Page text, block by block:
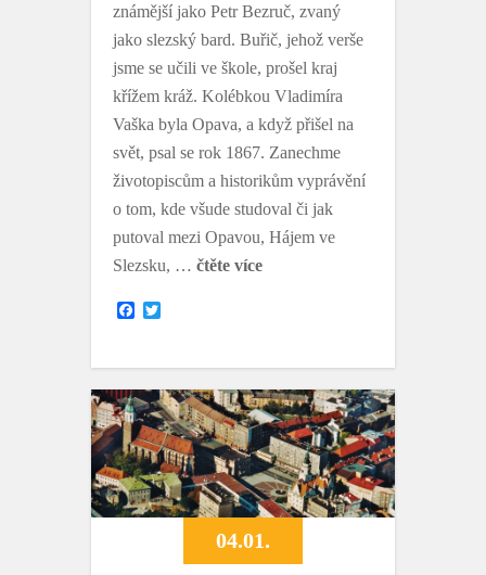
známější jako Petr Bezruč, zvaný
jako slezský bard. Buřič, jehož verše
jsme se učili ve škole, prošel kraj
křížem kráž. Kolébkou Vladimíra
Vaška byla Opava, a když přišel na
svět, psal se rok 1867. Zanechme
životopiscům a historikům vyprávění
o tom, kde všude studoval či jak
putoval mezi Opavou, Hájem ve
Slezsku, … čtěte více
o
o
k
e
r
04.01.